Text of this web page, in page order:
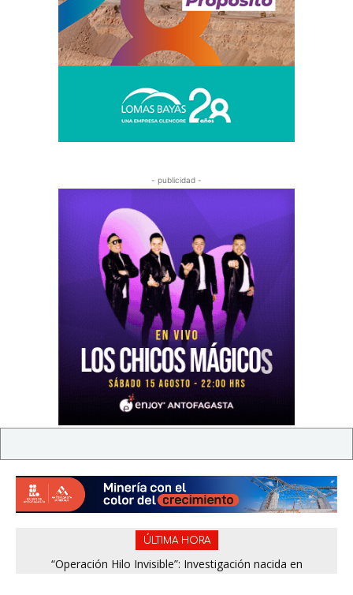
- publicidad -